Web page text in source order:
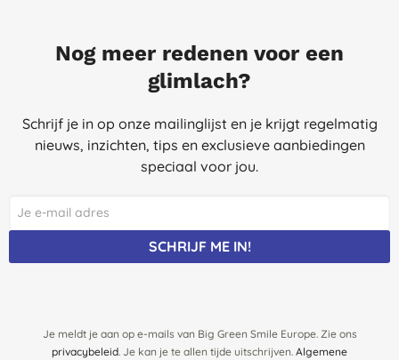
Nog meer redenen voor een
glimlach?
Schrijf je in op onze mailinglijst en je krijgt regelmatig
nieuws, inzichten, tips en exclusieve aanbiedingen
speciaal voor jou.
SCHRIJF ME IN!
Je meldt je aan op e-mails van Big Green Smile Europe. Zie ons
privacybeleid. Je kan je te allen tijde uitschrijven. Algemene